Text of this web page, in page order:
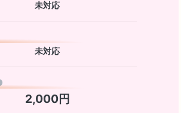
未対応
未対応
2,000円